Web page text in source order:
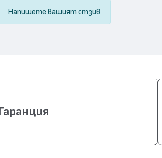
Напишете вашият отзив
Гаранция